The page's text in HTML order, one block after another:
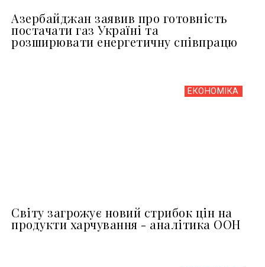
Азербайджан заявив про готовність
постачати газ Україні та
розширювати енергетичну співпрацю
ЕКОНОМІКА
Світу загрожує новий стрибок цін на
продукти харчування - аналітика ООН